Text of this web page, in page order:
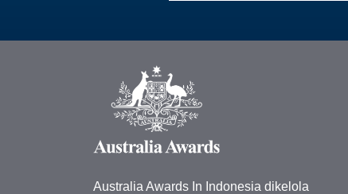
Australia Awards In Indonesia dikelola